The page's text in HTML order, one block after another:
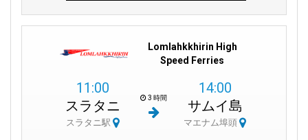
Lomlahkkhirin High
Speed Ferries
11:00
スラタニ
スラタニ駅
3 時間
14:00
サムイ島
マエナム埠頭